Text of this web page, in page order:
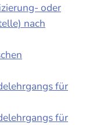
oder
nach
für
für